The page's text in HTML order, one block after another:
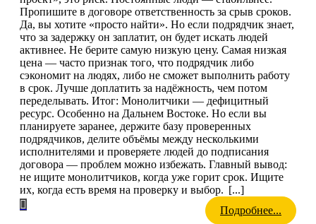
Пропишите в договоре ответственность за срыв сроков.
Да, вы хотите «просто найти». Но если подрядчик знает,
что за задержку он заплатит, он будет искать людей
активнее. Не берите самую низкую цену. Самая низкая
цена — часто признак того, что подрядчик либо
сэкономит на людях, либо не сможет выполнить работу
в срок. Лучше доплатить за надёжность, чем потом
переделывать. Итог: Монолитчики — дефицитный
ресурс. Особенно на Дальнем Востоке. Но если вы
планируете заранее, держите базу проверенных
подрядчиков, делите объёмы между несколькими
исполнителями и проверяете людей до подписания
договора — проблем можно избежать. Главный вывод:
не ищите монолитчиков, когда уже горит срок. Ищите
их, когда есть время на проверку и выбор. [...]
Подробнее...